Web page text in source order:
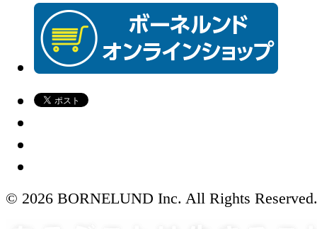
© 2026 BORNELUND Inc. All Rights Reserved.